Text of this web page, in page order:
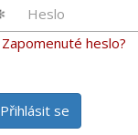
Zapomenuté heslo?
Přihlásit se